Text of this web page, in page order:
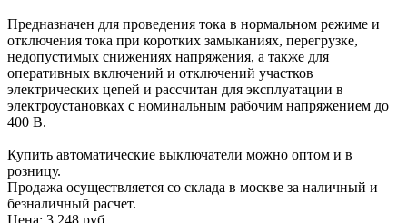
Предназначен для проведения тока в нормальном режиме и
отключения тока при коротких замыканиях, перегрузке,
недопустимых снижениях напряжения, а также для
оперативных включений и отключений участков
электрических цепей и рассчитан для эксплуатации в
электроустановках с номинальным рабочим напряжением до
400 В.
Купить автоматические выключатели можно оптом и в
розницу.
Продажа осуществляется со склада в москве за наличный и
безналичный расчет.
Цена: 3 248 руб.